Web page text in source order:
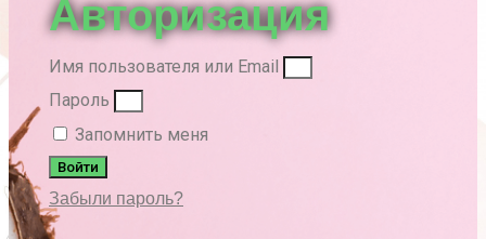
Авторизация
Имя пользователя или Email
Пароль
Запомнить меня
Войти
Забыли пароль?